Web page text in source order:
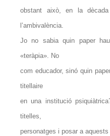
obstant això, en la
l’ambivalència.
Jo no sabia quin paper
«teràpia». No
com educador, sinó quin
titellaire
en una institució
titelles,
personatges i posar a